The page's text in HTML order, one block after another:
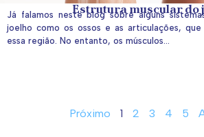
Estrutura muscular do
Já falamos neste blog sobre alguns
joelho como os ossos e as articulações,
essa região. No entanto, os músculos...
Próximo 1 2 3 4 5